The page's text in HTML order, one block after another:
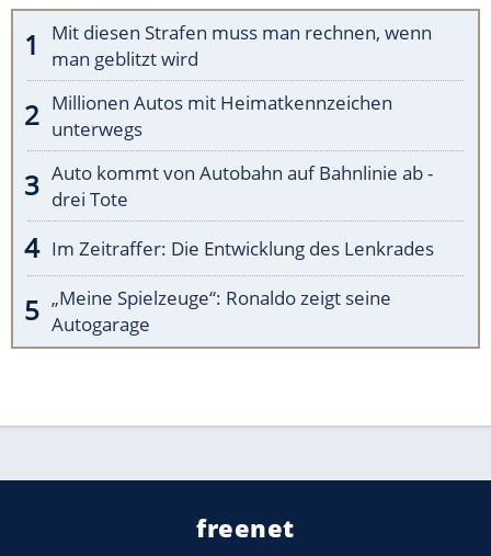
Mit diesen Strafen muss man rechnen, wenn
man geblitzt wird
Millionen Autos mit Heimatkennzeichen
unterwegs
Auto kommt von Autobahn auf Bahnlinie ab -
drei Tote
Im Zeitraffer: Die Entwicklung des Lenkrades
„Meine Spielzeuge“: Ronaldo zeigt seine
Autogarage
freenet